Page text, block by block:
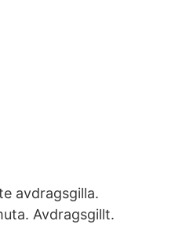
avdragsgilla.
Avdragsgillt.